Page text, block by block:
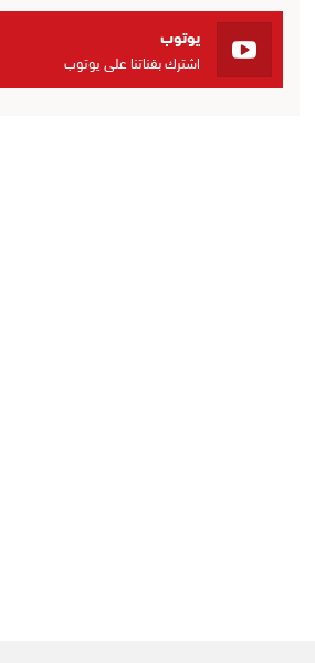
يوتوب
اشترك بقناتنا على يوتوب